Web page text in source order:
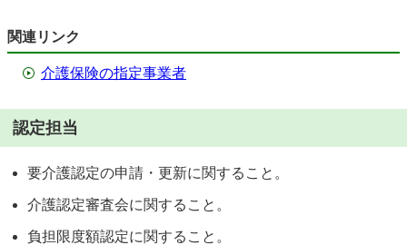
関連リンク
介護保険の指定事業者
認定担当
要介護認定の申請・更新に関すること。
介護認定審査会に関すること。
負担限度額認定に関すること。